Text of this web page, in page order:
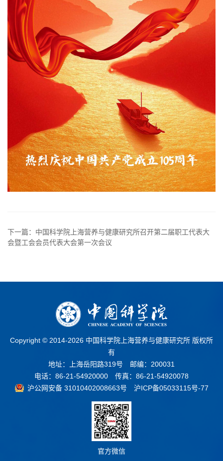
下一篇：中国科学院上海营养与健康研究所召开第二届职工代表大
会暨工会会员代表大会第一次会议
Copyright © 2014-2026 中国科学院上海营养与健康研究所 版权所
有
地址：上海岳阳路319号 邮编：200031
电话：86-21-54920000 传真：86-21-54920078
沪公网安备 31010402008663号
沪ICP备05033115号-77
官方微信